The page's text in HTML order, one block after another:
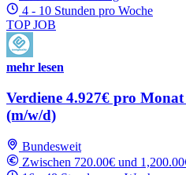
4 - 10 Stunden pro Woche
TOP JOB
mehr lesen
Verdiene 4.927€ pro
(m/w/d)
Bundesweit
Zwischen 720.00€ und